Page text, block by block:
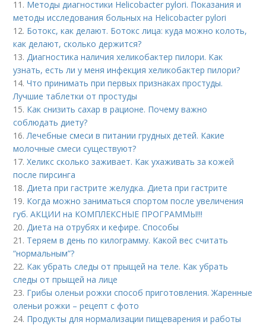
11. Методы диагностики Helicobacter pylori. Показания и
методы исследования больных на Helicobacter pylori
12. Ботокс, как делают. Ботокс лица: куда можно колоть,
как делают, сколько держится?
13. Диагностика наличия хеликобактер пилори. Как
узнать, есть ли у меня инфекция хеликобактер пилори?
14.Что принимать при первых признаках простуды.
Лучшие таблетки от простуды
15. Как снизить сахар в рационе. Почему важно
соблюдать диету?
16. Лечебные смеси в питании грудных детей. Какие
молочные смеси существуют?
17.Хеликс сколько заживает. Как ухаживать за кожей
после пирсинга
18. Диета при гастрите желудка. Диета при гастрите
19. Когда можно заниматься спортом после увеличения
губ. АКЦИИ на КОМПЛЕКСНЫЕ ПРОГРАММЫ!!!
20. Диета на отрубях и кефире. Способы
21. Теряем в день по килограмму. Какой вес считать
“нормальным”?
22. Как убрать следы от прыщей на теле. Как убрать
следы от прыщей на лице
23. Грибы оленьи рожки способ приготовления. Жаренные
оленьи рожки – рецепт с фото
24. Продукты для нормализации пищеварения и работы